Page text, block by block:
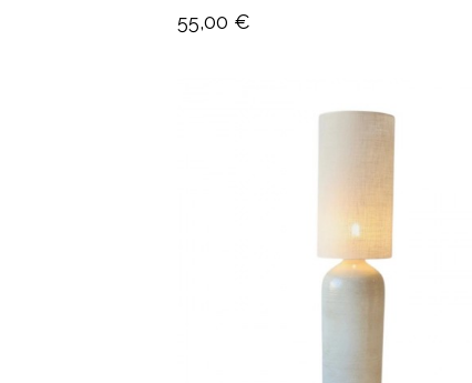
55,00 €